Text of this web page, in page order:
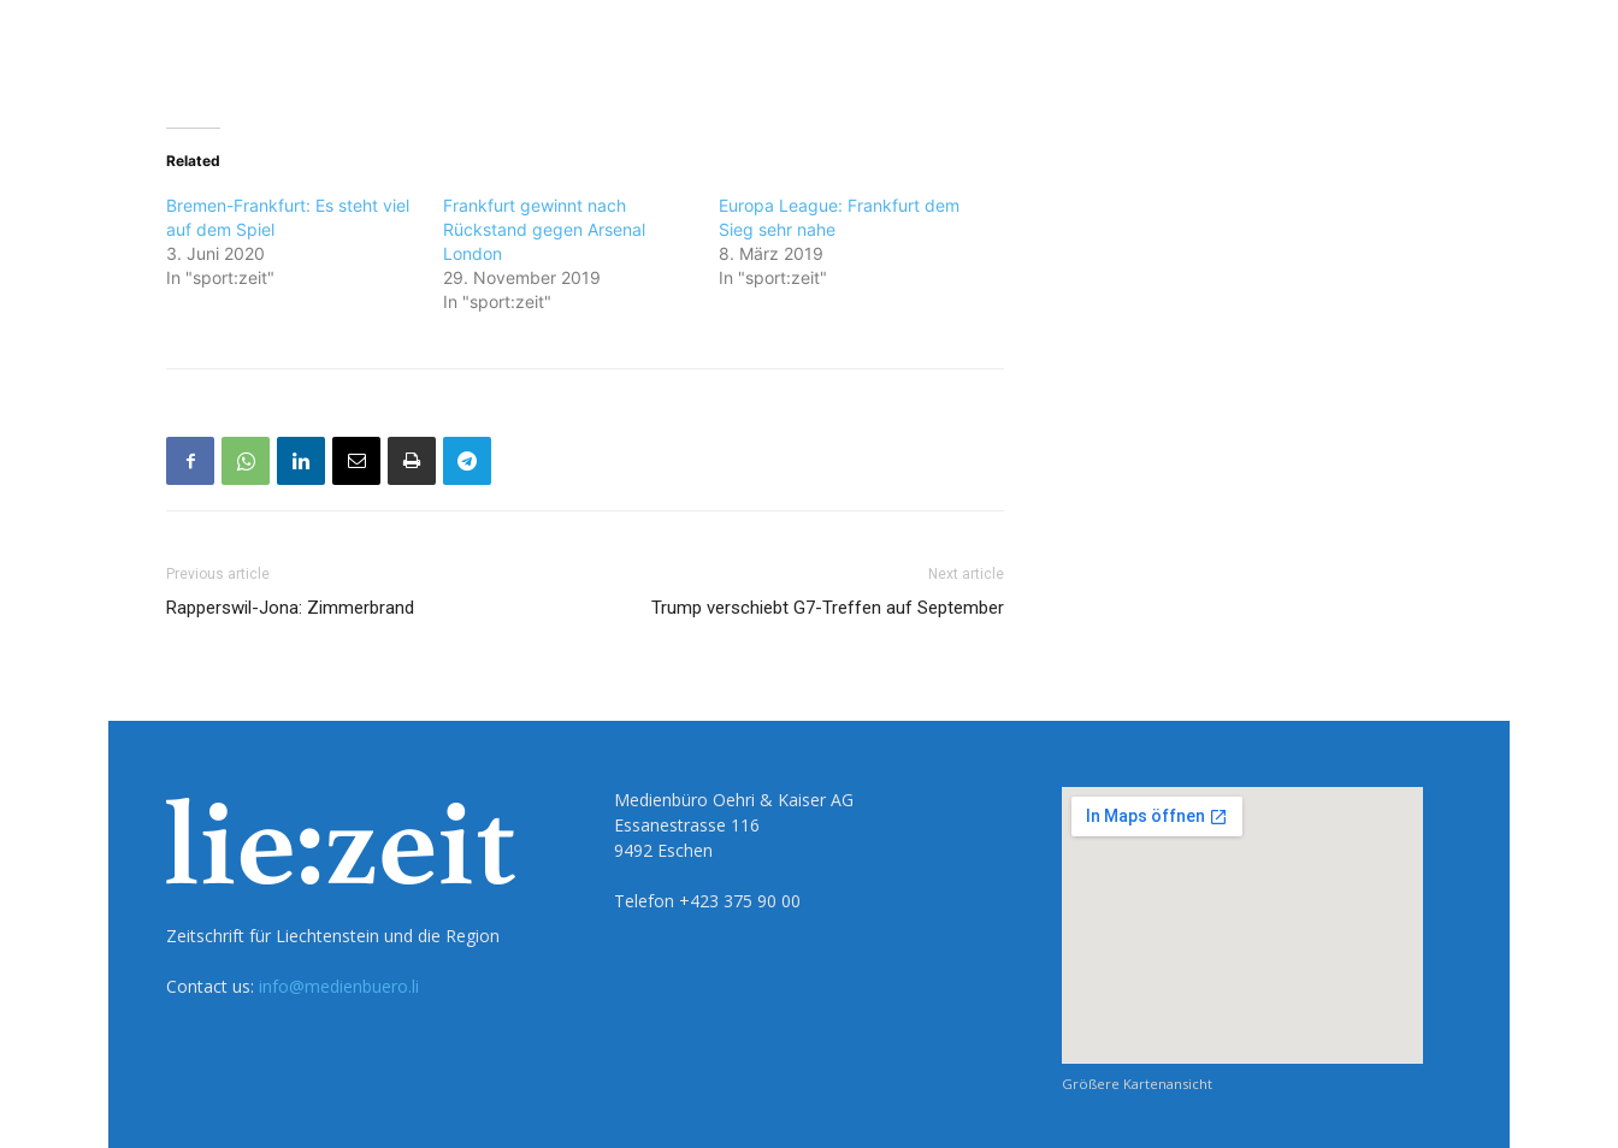
Related
Bremen-Frankfurt: Es steht viel
auf dem Spiel
3. Juni 2020
In "sport:zeit"
Frankfurt gewinnt nach
Rückstand gegen Arsenal
London
29. November 2019
In "sport:zeit"
Europa League: Frankfurt dem
Sieg sehr nahe
8. März 2019
In "sport:zeit"
Previous article
Rapperswil-Jona: Zimmerbrand
Next article
Trump verschiebt G7-Treffen auf September
Zeitschrift für Liechtenstein und die Region
Contact us: info@medienbuero.li
Medienbüro Oehri & Kaiser AG
Essanestrasse 116
9492 Eschen
Telefon +423 375 90 00
Größere Kartenansicht